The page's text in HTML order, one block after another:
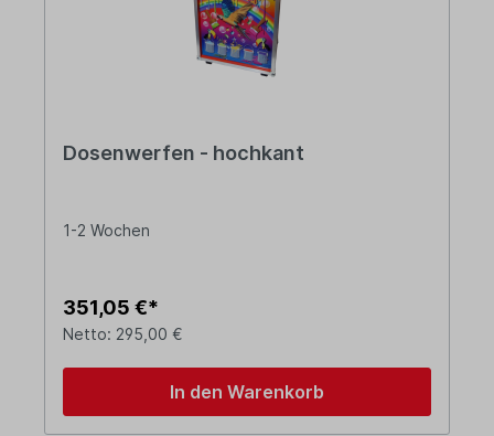
Dosenwerfen - hochkant
1-2 Wochen
351,05 €*
Netto: 295,00 €
In den Warenkorb